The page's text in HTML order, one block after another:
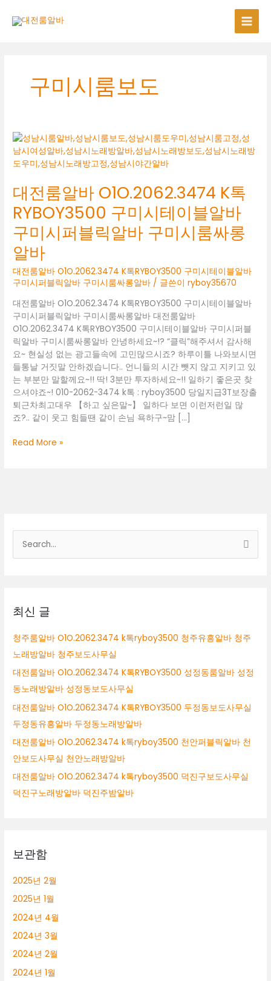
구미시룸보도
대전룸알바 O1O.2062.3474 K톡
RYBOY3500 구미시테이블알바
구미시퍼블릭알바 구미시룸싸롱
알바
대전룸알바 O1O.2062.3474 K톡RYBOY3500 구미시테이블알바
구미시퍼블릭알바 구미시룸싸롱알바 / 글쓴이ryboy35670
대전룸알바 O1O.2062.3474 K톡RYBOY3500 구미시테이블알바
구미시퍼블릭알바 구미시룸싸롱알바 대전룸알바
O1O.2062.3474 K톡RYBOY3500 구미시테이블알바 구미시퍼블
릭알바 구미시룸싸롱알바 안녕하세요~!? “클릭”해주셔서 감사해
요~ 현실성 없는 광고들속에 고민많으시죠? 하루이틀 나와보시면
들통날 거짓말 안하겠습니다.. 언니들의 시간 뺏지 않고 지키고 있
는 부분만 말할께요~!! 딱! 3분만 투자하세요~!! 일하기 좋은곳 찾
으셔야죠~! 010-2062-3474 k톡 : ryboy3500 당일지급3T보장출
퇴근차최고대우 【하고 싶은말~】 일하다 보면 이런저런일 많
죠?.. 같이 웃고 힘들땐 같이 손님 욕하구~맘 […]
대
톡
RYBOY3500
구
이
알
바
구
미
시
퍼
블
릭
바
구
미
룸
바
Read More »
최신 글
청주룸알바 O1O.2062.3474 k톡ryboy3500 청주유흥알바 청주
노래방알바 청주보도사무실
대전룸알바 O1O.2062.3474 K톡RYBOY3500 성정동룸알바 성정
동노래방알바 성정동보도사무실
대전룸알바 O1O.2062.3474 K톡RYBOY3500 두정동보도사무실
두정동유흥알바 두정동노래방알바
대전룸알바 O1O.2062.3474 k톡ryboy3500 천안퍼블릭알바 천
안보도사무실 천안노래방알바
대전룸알바 O1O.2062.3474 k톡ryboy3500 덕진구보도사무실
덕진구노래방알바 덕진주밤알바
보관함
2025년 2월
2025년 1월
2024년 4월
2024년 3월
2024년 2월
2024년 1월